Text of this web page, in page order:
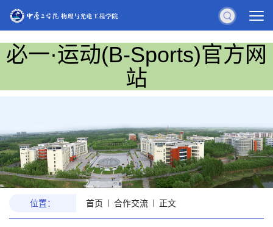
必一·运动(B-Sports)官方网
站
位置： 首页 合作交流 正文